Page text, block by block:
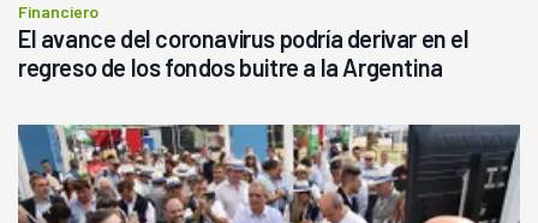
Financiero
El avance del coronavirus podría derivar en el
regreso de los fondos buitre a la Argentina